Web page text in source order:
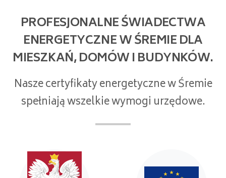
PROFESJONALNE ŚWIADECTWA
ENERGETYCZNE W ŚREMIE DLA
MIESZKAŃ, DOMÓW I BUDYNKÓW.
Nasze certyfikaty energetyczne w Śremie
spełniają wszelkie wymogi urzędowe.